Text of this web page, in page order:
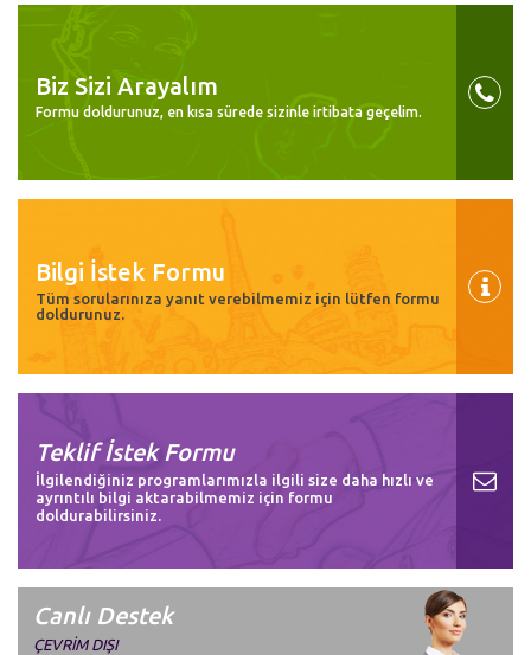
Biz Sizi Arayalım
Formu doldurunuz, en kısa sürede sizinle irtibata geçelim.
Bilgi İstek Formu
Tüm sorularınıza yanıt verebilmemiz için lütfen formu
doldurunuz.
Teklif İstek Formu
İlgilendiğiniz programlarımızla ilgili size daha hızlı ve
ayrıntılı bilgi aktarabilmemiz için formu
doldurabilirsiniz.
Canlı Destek
ÇEVRİM DIŞI